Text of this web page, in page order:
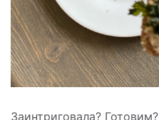
Заинтриговала? Готовим?